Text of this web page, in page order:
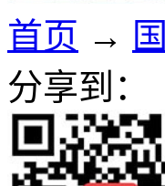
首页 →
分享到：